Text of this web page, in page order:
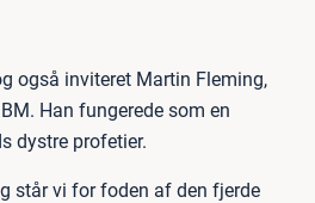
også inviteret Martin Fleming,
Han fungerede som en
dystre profetier.
står vi for foden af den fjerde